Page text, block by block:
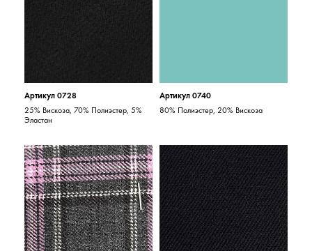
Артикул 0728
25% Вискоза, 70% Полиэстер, 5%
Эластан
Артикул 0740
80% Полиэстер, 20% Вискоза